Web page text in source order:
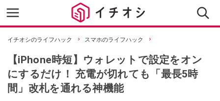
イチオシのライフハック スマホのライフハック
【iPhone時短】ウォレットで設定をオン
にするだけ！ 充電が切れても「最長5時
間」改札を通れる神機能